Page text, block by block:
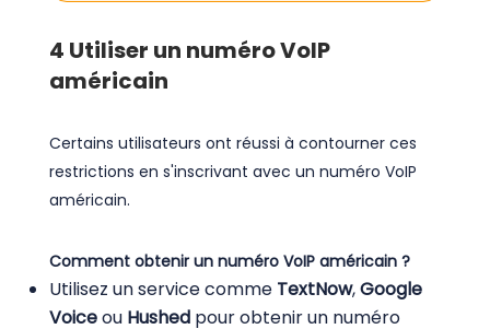
4 Utiliser un numéro VoIP
américain
Certains utilisateurs ont réussi à contourner ces
restrictions en s'inscrivant avec un numéro VoIP
américain.
Comment obtenir un numéro VoIP américain ?
Utilisez un service comme TextNow,Google
Voiceou Hushed pour obtenir un numéro